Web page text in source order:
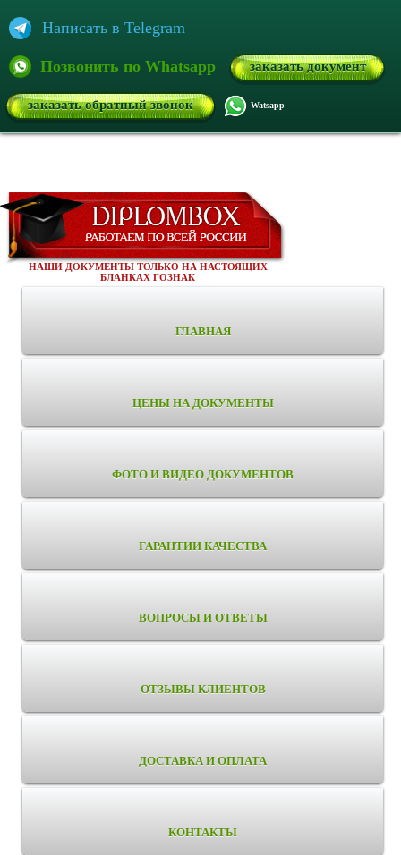
Написать в Telegram
Позвонить по Whatsapp заказать документ
заказать обратный звонок Watsapp
НАШИ ДОКУМЕНТЫ ТОЛЬКО НА НАСТОЯЩИХ
БЛАНКАХ ГОЗНАК
ГЛАВНАЯ
ЦЕНЫ НА ДОКУМЕНТЫ
ФОТО И ВИДЕО ДОКУМЕНТОВ
ГАРАНТИИ КАЧЕСТВА
ВОПРОСЫ И ОТВЕТЫ
ОТЗЫВЫ КЛИЕНТОВ
ДОСТАВКА И ОПЛАТА
КОНТАКТЫ